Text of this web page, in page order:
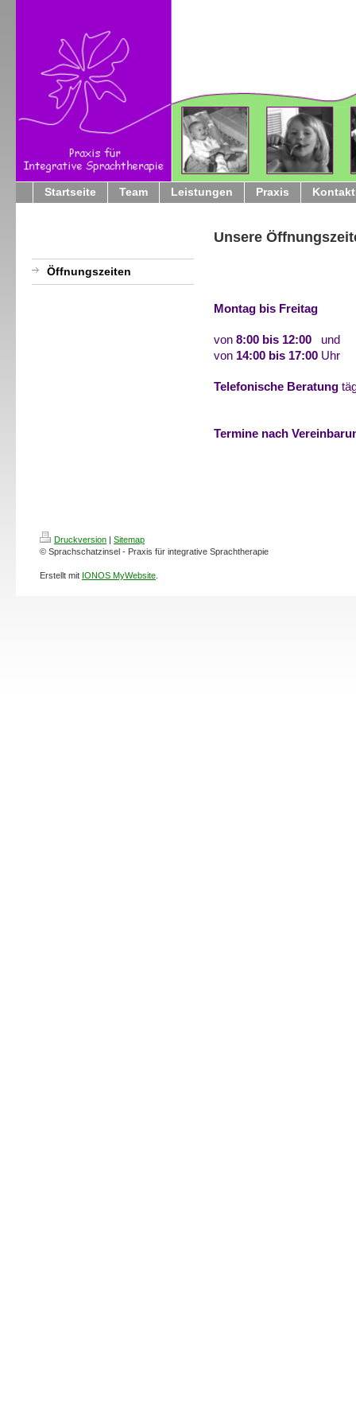
Startseite Team Leistungen Praxis Kontakt
Öffnungszeiten
Unsere
Montag bis Freitag
von 8:00 bis 12:00 und
von 14:00 bis 17:00 Uhr
Telefonische Beratung
Termine nach
Druckversion | Sitemap
© Sprachschatzinsel - Praxis für integrative Sprachtherapie
Erstellt mit IONOS MyWebsite